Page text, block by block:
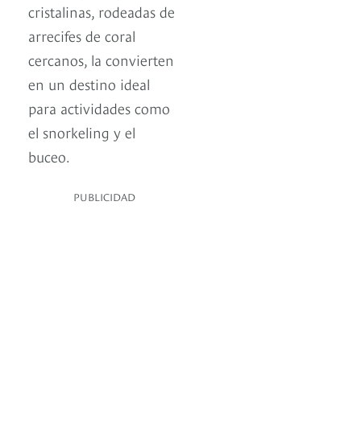
cristalinas, rodeadas de
arrecifes de coral
cercanos, la convierten
en un destino ideal
para actividades como
el snorkeling y el
buceo.
PUBLICIDAD